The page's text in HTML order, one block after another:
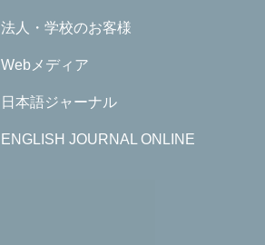
法人・学校のお客様
Webメディア
日本語ジャーナル
ENGLISH JOURNAL ONLINE